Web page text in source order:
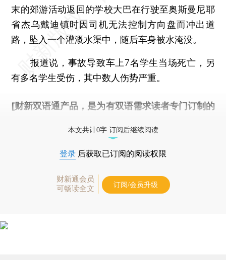
末的郊游活动返回的学校大巴在行驶至奥斯曼尼耶
省杰乌戴迪镇时因司机无法控制方向盘而冲出道
路，坠入一个灌溉水渠中，随后车身被水淹没。
报道说，事故导致车上7名学生当场死亡，另
有多名学生受伤，其中数人伤势严重。
[财新双语通产品，是为有双语需求读者专门订制的
本文共计0字 订阅后继续阅读
登录 后获取已订阅的阅读权限
财新通会员
可畅读全文
订阅/会员升级